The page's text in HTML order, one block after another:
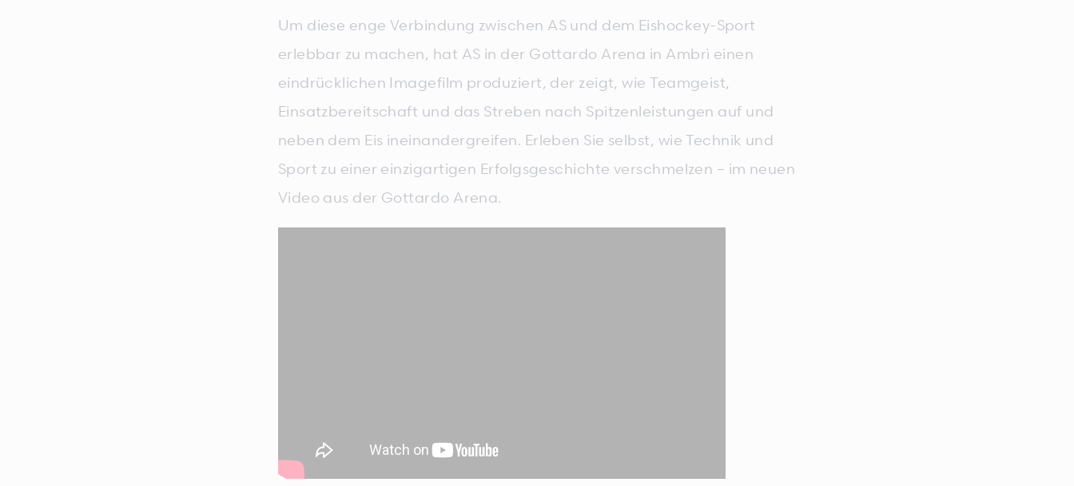
Um diese enge Verbindung zwischen AS und dem Eishockey-Sport
erlebbar zu machen, hat AS in der Gottardo Arena in Ambrì einen
eindrücklichen Imagefilm produziert, der zeigt, wie Teamgeist,
Einsatzbereitschaft und das Streben nach Spitzenleistungen auf und
neben dem Eis ineinandergreifen. Erleben Sie selbst, wie Technik und
Sport zu einer einzigartigen Erfolgsgeschichte verschmelzen – im neuen
Video aus der Gottardo Arena.